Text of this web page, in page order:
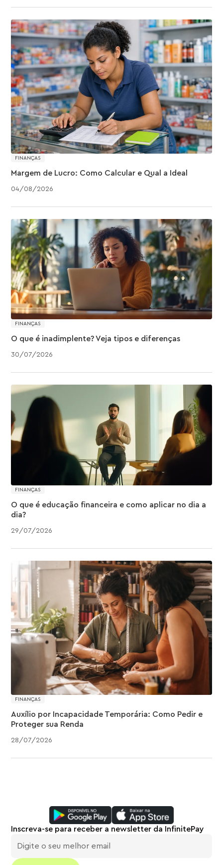
FINANÇAS
04/08 /2026
Margem de Lucro: Como Calcular e Qual a Ideal
FINANÇAS
30/07/2026
O que é inadimplente? Veja tipos e diferenças
FINANÇAS
29 /07/2026
O que é educação financeira e como aplicar no dia a
dia?
FINANÇAS
28 /07/2026
Auxílio por Incapacidade Temporária: Como Pedir e
Proteger sua Renda
Inscreva-se para receber a newsletter da InfinitePay